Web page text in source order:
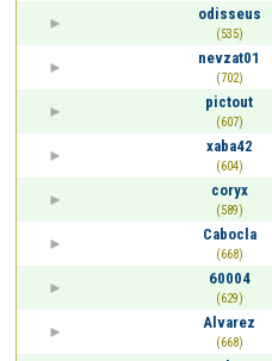
odisseus
(535)
nevzat01
(702)
pictout
(607)
xaba42
(604)
coryx
(589)
Cabocla
(668)
60004
(629)
Alvarez
(668)